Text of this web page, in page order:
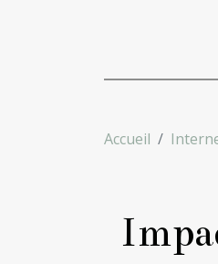
Accueil